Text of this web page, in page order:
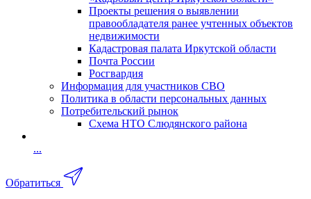
Проекты решения о выявлении
правообладателя ранее учтенных объектов
недвижимости
Кадастровая палата Иркутской области
Почта России
Росгвардия
Информация для участников СВО
Политика в области персональных данных
Потребительский рынок
Схема НТО Слюдянского района
...
Обратиться